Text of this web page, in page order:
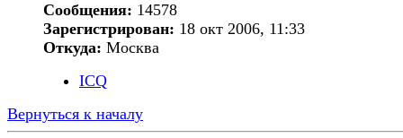
Сообщения: 14578
Зарегистрирован: 18 окт 2006, 11:33
Откуда: Москва
ICQ
Вернуться к началу